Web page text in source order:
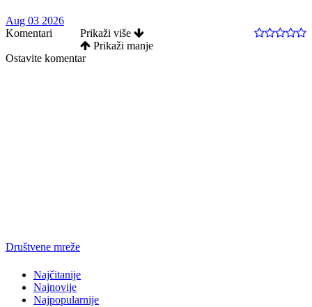
Aug 03 2026
Komentari
Prikaži više
Prikaži manje
Ostavite komentar
Društvene mreže
Najčitanije
Najnovije
Najpopularnije